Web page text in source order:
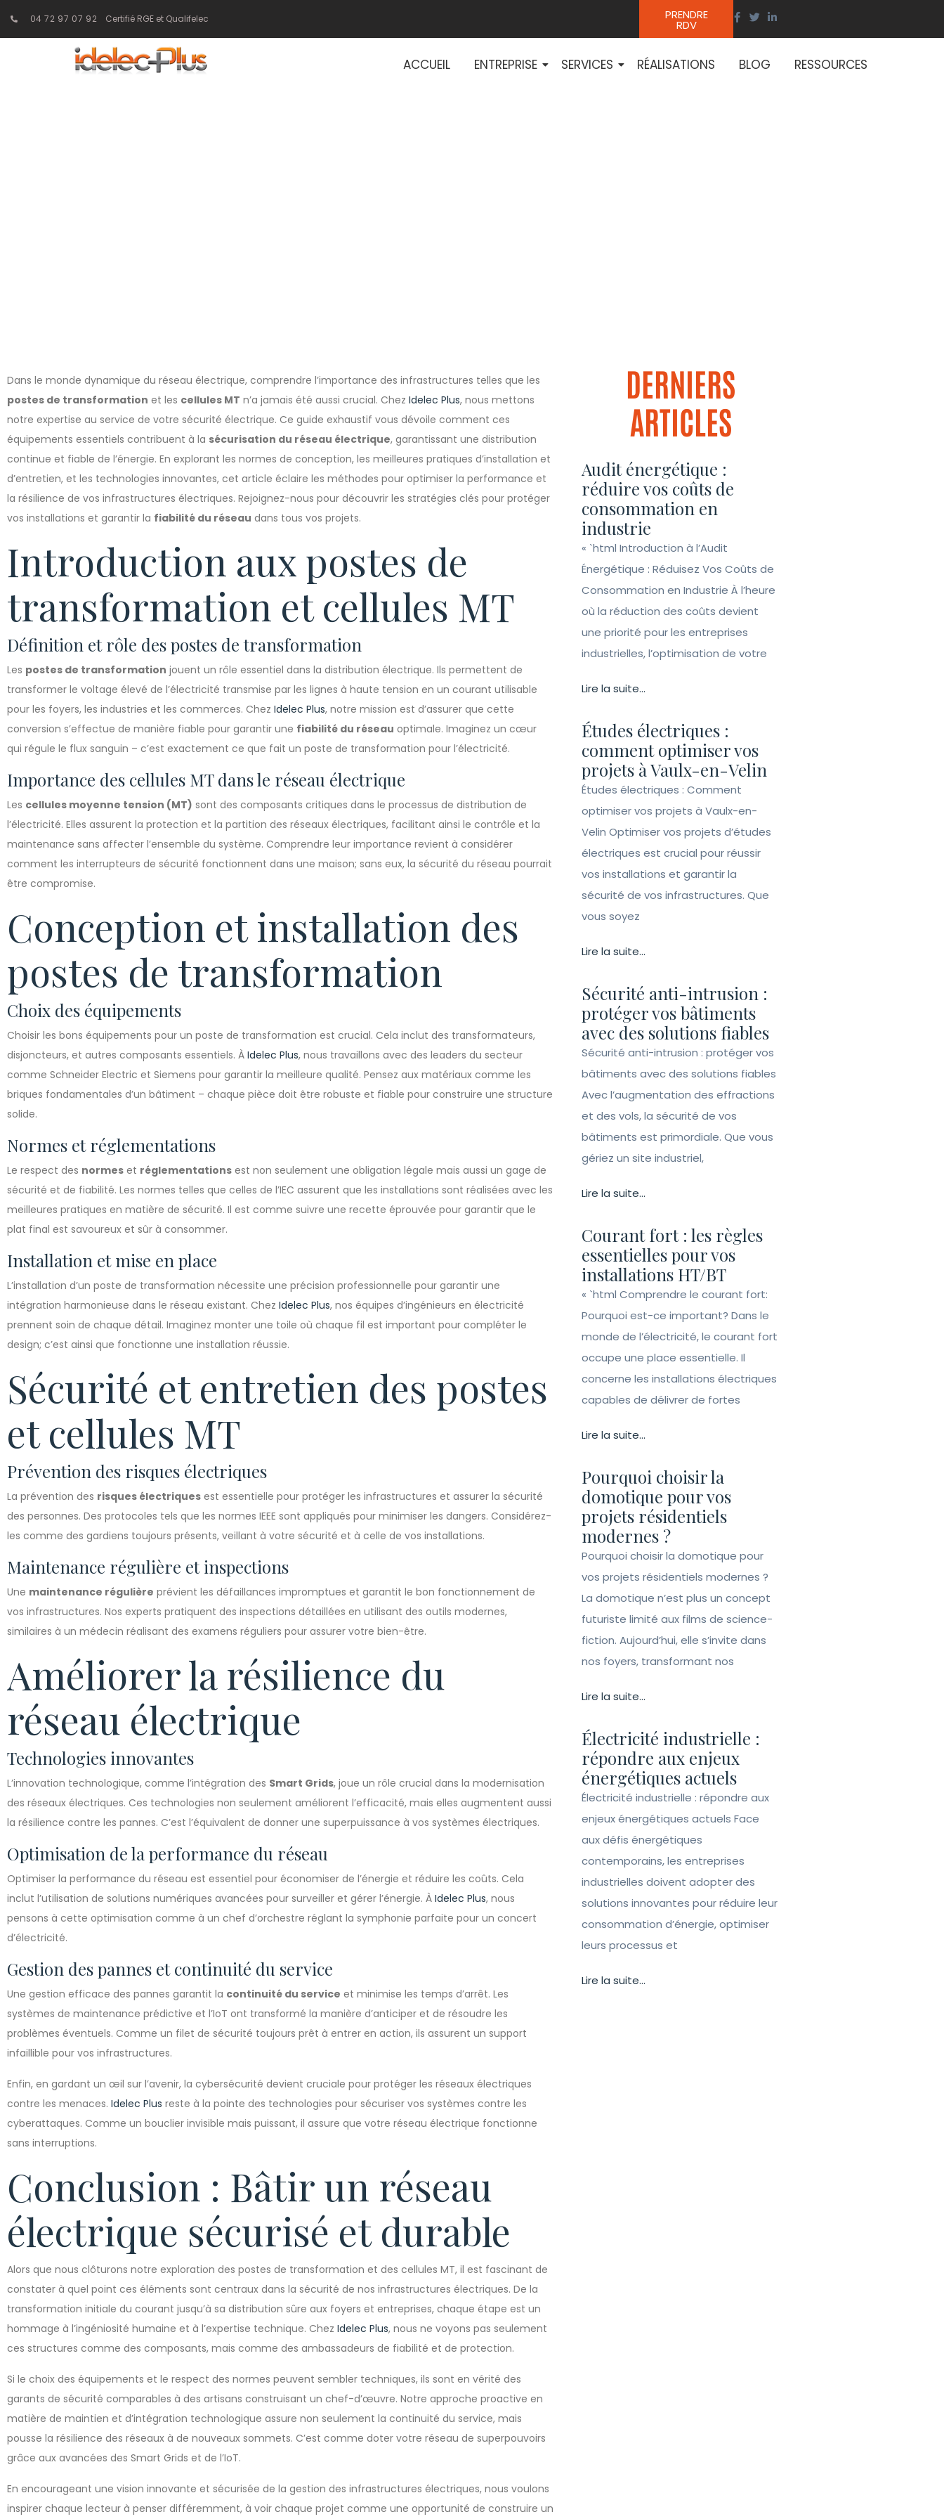
04 72 97 07 92 Certifié RGE et Qualifelec PRENDRE
RDV
ACCUEIL ENTREPRISE SERVICES RÉALISATIONS BLOG RESSOURCES
Dans le monde dynamique du réseau électrique, comprendre l’importance des infrastructures telles que les
postes de transformation et les cellules MT n’a jamais été aussi crucial. Chez Idelec Plus, nous mettons
notre expertise au service de votre sécurité électrique. Ce guide exhaustif vous dévoile comment ces
équipements essentiels contribuent à la sécurisation du réseau électrique, garantissant une distribution
continue et fiable de l’énergie. En explorant les normes de conception, les meilleures pratiques d’installation et
d’entretien, et les technologies innovantes, cet article éclaire les méthodes pour optimiser la performance et
la résilience de vos infrastructures électriques. Rejoignez-nous pour découvrir les stratégies clés pour protéger
vos installations et garantir la fiabilité du réseau dans tous vos projets.
Introduction aux postes de
transformation et cellules MT
Définition et rôle des postes de transformation
Les postes de transformation jouent un rôle essentiel dans la distribution électrique. Ils permettent de
transformer le voltage élevé de l’électricité transmise par les lignes à haute tension en un courant utilisable
pour les foyers, les industries et les commerces. Chez Idelec Plus, notre mission est d’assurer que cette
conversion s’effectue de manière fiable pour garantir une fiabilité du réseau optimale. Imaginez un cœur
qui régule le flux sanguin – c’est exactement ce que fait un poste de transformation pour l’électricité.
Importance des cellules MT dans le réseau électrique
Les cellules moyenne tension (MT) sont des composants critiques dans le processus de distribution de
l’électricité. Elles assurent la protection et la partition des réseaux électriques, facilitant ainsi le contrôle et la
maintenance sans affecter l’ensemble du système. Comprendre leur importance revient à considérer
comment les interrupteurs de sécurité fonctionnent dans une maison; sans eux, la sécurité du réseau pourrait
être compromise.
Conception et installation des
postes de transformation
Choix des équipements
Choisir les bons équipements pour un poste de transformation est crucial. Cela inclut des transformateurs,
disjoncteurs, et autres composants essentiels. À Idelec Plus, nous travaillons avec des leaders du secteur
comme Schneider Electric et Siemens pour garantir la meilleure qualité. Pensez aux matériaux comme les
briques fondamentales d’un bâtiment – chaque pièce doit être robuste et fiable pour construire une structure
solide.
Normes et réglementations
Le respect des normes et réglementations est non seulement une obligation légale mais aussi un gage de
sécurité et de fiabilité. Les normes telles que celles de l’IEC assurent que les installations sont réalisées avec les
meilleures pratiques en matière de sécurité. Il est comme suivre une recette éprouvée pour garantir que le
plat final est savoureux et sûr à consommer.
Installation et mise en place
L’installation d’un poste de transformation nécessite une précision professionnelle pour garantir une
intégration harmonieuse dans le réseau existant. Chez Idelec Plus, nos équipes d’ingénieurs en électricité
prennent soin de chaque détail. Imaginez monter une toile où chaque fil est important pour compléter le
design; c’est ainsi que fonctionne une installation réussie.
Sécurité et entretien des postes
et cellules MT
Prévention des risques électriques
La prévention des risques électriques est essentielle pour protéger les infrastructures et assurer la sécurité
des personnes. Des protocoles tels que les normes IEEE sont appliqués pour minimiser les dangers. Considérez-
les comme des gardiens toujours présents, veillant à votre sécurité et à celle de vos installations.
Maintenance régulière et inspections
Une maintenance régulière prévient les défaillances impromptues et garantit le bon fonctionnement de
vos infrastructures. Nos experts pratiquent des inspections détaillées en utilisant des outils modernes,
similaires à un médecin réalisant des examens réguliers pour assurer votre bien-être.
Améliorer la résilience du
réseau électrique
Technologies innovantes
L’innovation technologique, comme l’intégration des Smart Grids, joue un rôle crucial dans la modernisation
des réseaux électriques. Ces technologies non seulement améliorent l’efficacité, mais elles augmentent aussi
la résilience contre les pannes. C’est l’équivalent de donner une superpuissance à vos systèmes électriques.
Optimisation de la performance du réseau
Optimiser la performance du réseau est essentiel pour économiser de l’énergie et réduire les coûts. Cela
inclut l’utilisation de solutions numériques avancées pour surveiller et gérer l’énergie. À Idelec Plus, nous
pensons à cette optimisation comme à un chef d’orchestre réglant la symphonie parfaite pour un concert
d’électricité.
Gestion des pannes et continuité du service
Une gestion efficace des pannes garantit la continuité du service et minimise les temps d’arrêt. Les
systèmes de maintenance prédictive et l’IoT ont transformé la manière d’anticiper et de résoudre les
problèmes éventuels. Comme un filet de sécurité toujours prêt à entrer en action, ils assurent un support
infaillible pour vos infrastructures.
Enfin, en gardant un œil sur l’avenir, la cybersécurité devient cruciale pour protéger les réseaux électriques
contre les menaces. Idelec Plus reste à la pointe des technologies pour sécuriser vos systèmes contre les
cyberattaques. Comme un bouclier invisible mais puissant, il assure que votre réseau électrique fonctionne
sans interruptions.
Conclusion : Bâtir un réseau
électrique sécurisé et durable
Alors que nous clôturons notre exploration des postes de transformation et des cellules MT, il est fascinant de
constater à quel point ces éléments sont centraux dans la sécurité de nos infrastructures électriques. De la
transformation initiale du courant jusqu’à sa distribution sûre aux foyers et entreprises, chaque étape est un
hommage à l’ingéniosité humaine et à l’expertise technique. Chez Idelec Plus, nous ne voyons pas seulement
ces structures comme des composants, mais comme des ambassadeurs de fiabilité et de protection.
Si le choix des équipements et le respect des normes peuvent sembler techniques, ils sont en vérité des
garants de sécurité comparables à des artisans construisant un chef-d’œuvre. Notre approche proactive en
matière de maintien et d’intégration technologique assure non seulement la continuité du service, mais
pousse la résilience des réseaux à de nouveaux sommets. C’est comme doter votre réseau de superpouvoirs
grâce aux avancées des Smart Grids et de l’IoT.
En encourageant une vision innovante et sécurisée de la gestion des infrastructures électriques, nous voulons
inspirer chaque lecteur à penser différemment, à voir chaque projet comme une opportunité de construire un
DERNIERS
ARTICLES
Audit énergétique :
réduire vos coûts de
consommation en
industrie
« `html Introduction à l’Audit
Énergétique : Réduisez Vos Coûts de
Consommation en Industrie À l’heure
où la réduction des coûts devient
une priorité pour les entreprises
industrielles, l’optimisation de votre
Lire la suite...
Études électriques :
comment optimiser vos
projets à Vaulx-en-Velin
Études électriques : Comment
optimiser vos projets à Vaulx-en-
Velin Optimiser vos projets d’études
électriques est crucial pour réussir
vos installations et garantir la
sécurité de vos infrastructures. Que
vous soyez
Lire la suite...
Sécurité anti-intrusion :
protéger vos bâtiments
avec des solutions fiables
Sécurité anti-intrusion : protéger vos
bâtiments avec des solutions fiables
Avec l’augmentation des effractions
et des vols, la sécurité de vos
bâtiments est primordiale. Que vous
gériez un site industriel,
Lire la suite...
Courant fort : les règles
essentielles pour vos
installations HT/BT
« `html Comprendre le courant fort:
Pourquoi est-ce important? Dans le
monde de l’électricité, le courant fort
occupe une place essentielle. Il
concerne les installations électriques
capables de délivrer de fortes
Lire la suite...
Pourquoi choisir la
domotique pour vos
projets résidentiels
modernes ?
Pourquoi choisir la domotique pour
vos projets résidentiels modernes ?
La domotique n’est plus un concept
futuriste limité aux films de science-
fiction. Aujourd’hui, elle s’invite dans
nos foyers, transformant nos
Lire la suite...
Électricité industrielle :
répondre aux enjeux
énergétiques actuels
Électricité industrielle : répondre aux
enjeux énergétiques actuels Face
aux défis énergétiques
contemporains, les entreprises
industrielles doivent adopter des
solutions innovantes pour réduire leur
consommation d’énergie, optimiser
leurs processus et
Lire la suite...